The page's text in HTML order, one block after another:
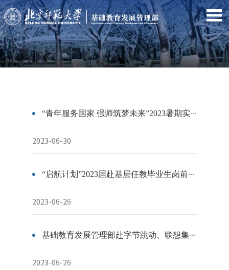
“青年服务国家 强师筑梦未来”2023暑期实践丨师范生培养“第二校园”建设项目强力出征
2023-06-30
“启航计划”2023届赴基层任教毕业生岗前公益培训成功举办
2023-06-26
基础教育发展管理部赴字节跳动、联想集团开展主题教育专题调研
2023-06-26